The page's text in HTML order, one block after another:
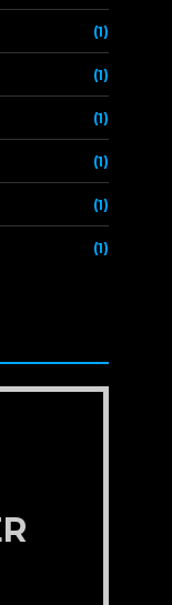
(1)
(1)
(1)
(1)
(1)
(1)